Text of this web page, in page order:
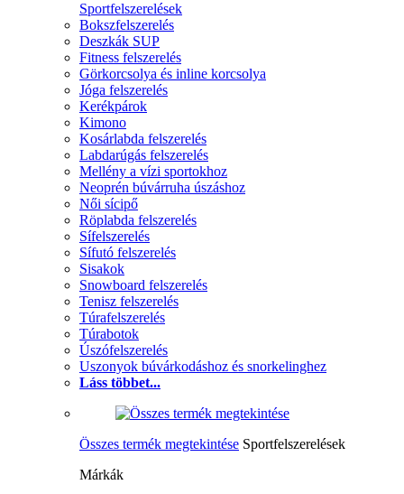
Sportfelszerelések
Bokszfelszerelés
Deszkák SUP
Fitness felszerelés
Görkorcsolya és inline korcsolya
Jóga felszerelés
Kerékpárok
Kimono
Kosárlabda felszerelés
Labdarúgás felszerelés
Mellény a vízi sportokhoz
Neoprén búvárruha úszáshoz
Női sícipő
Röplabda felszerelés
Sífelszerelés
Sífutó felszerelés
Sisakok
Snowboard felszerelés
Tenisz felszerelés
Túrafelszerelés
Túrabotok
Úszófelszerelés
Uszonyok búvárkodáshoz és snorkelinghez
Láss többet...
Összes termék megtekintése Sportfelszerelések
Márkák